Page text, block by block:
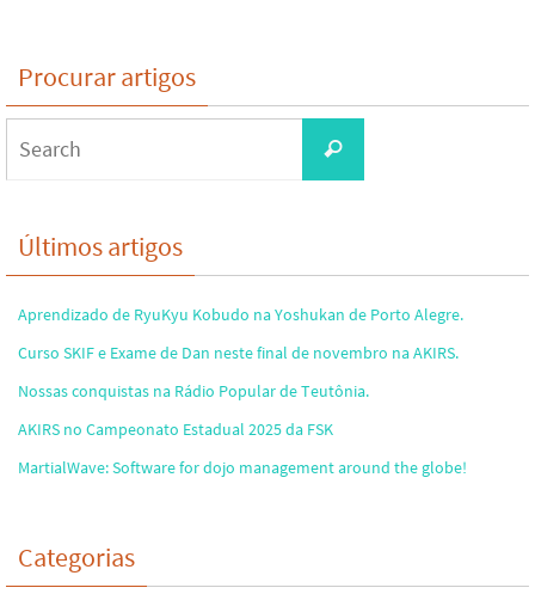
Procurar artigos
Search
Últimos artigos
Aprendizado de RyuKyu Kobudo na Yoshukan de Porto Alegre.
Curso SKIF e Exame de Dan neste final de novembro na AKIRS.
Nossas conquistas na Rádio Popular de Teutônia.
AKIRS no Campeonato Estadual 2025 da FSK
MartialWave: Software for dojo management around the globe!
Categorias